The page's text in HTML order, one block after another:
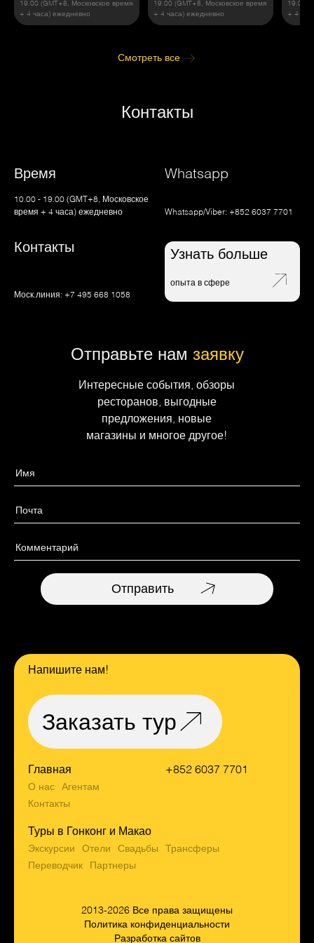
19.00 (GMT+8, Московское время
+ 4 часа) ежедневно
19.00 (GMT+8, Московское время
+ 4 часа) ежедневно
19.00
+ 4
Смотреть все
Контакты
Время
10.00 - 19.00 (GMT+8, Московское
время + 4 часа) ежедневно
Whatsapp
Whatsapp/Viber: +852 6037 7701
Контакты
Моск.линия: +7 495 668 1058
Узнать больше
опыта в сфере
Отправьте нам заявку
Интересные события, обзоры
ресторанов, выгодные
предложения, новые
магазины и многое другое!
Отправить
Напишите нам!
Заказать тур
Главная
О нас
Агентам
Контакты
+852 6037 7701
Туры в Гонконг и Макао
Экскурсии Отели Свадьбы
Трансферы
Переводчик
Партнеры
2013-2026 Все права защищены
Политика конфиденциальности
Разработка сайтов